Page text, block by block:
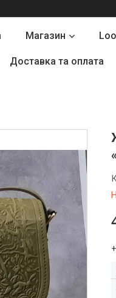
Магазин
Доставка та оплата